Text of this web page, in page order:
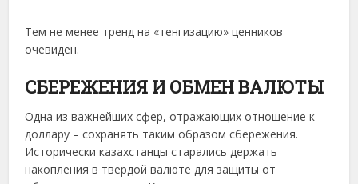
Тем не менее тренд на «тенгизацию» ценников
очевиден.
СБЕРЕЖЕНИЯ И ОБМЕН ВАЛЮТЫ
Одна из важнейших сфер, отражающих отношение к
доллару – сохранять таким образом сбережения.
Исторически казахстанцы старались держать
накопления в твердой валюте для защиты от